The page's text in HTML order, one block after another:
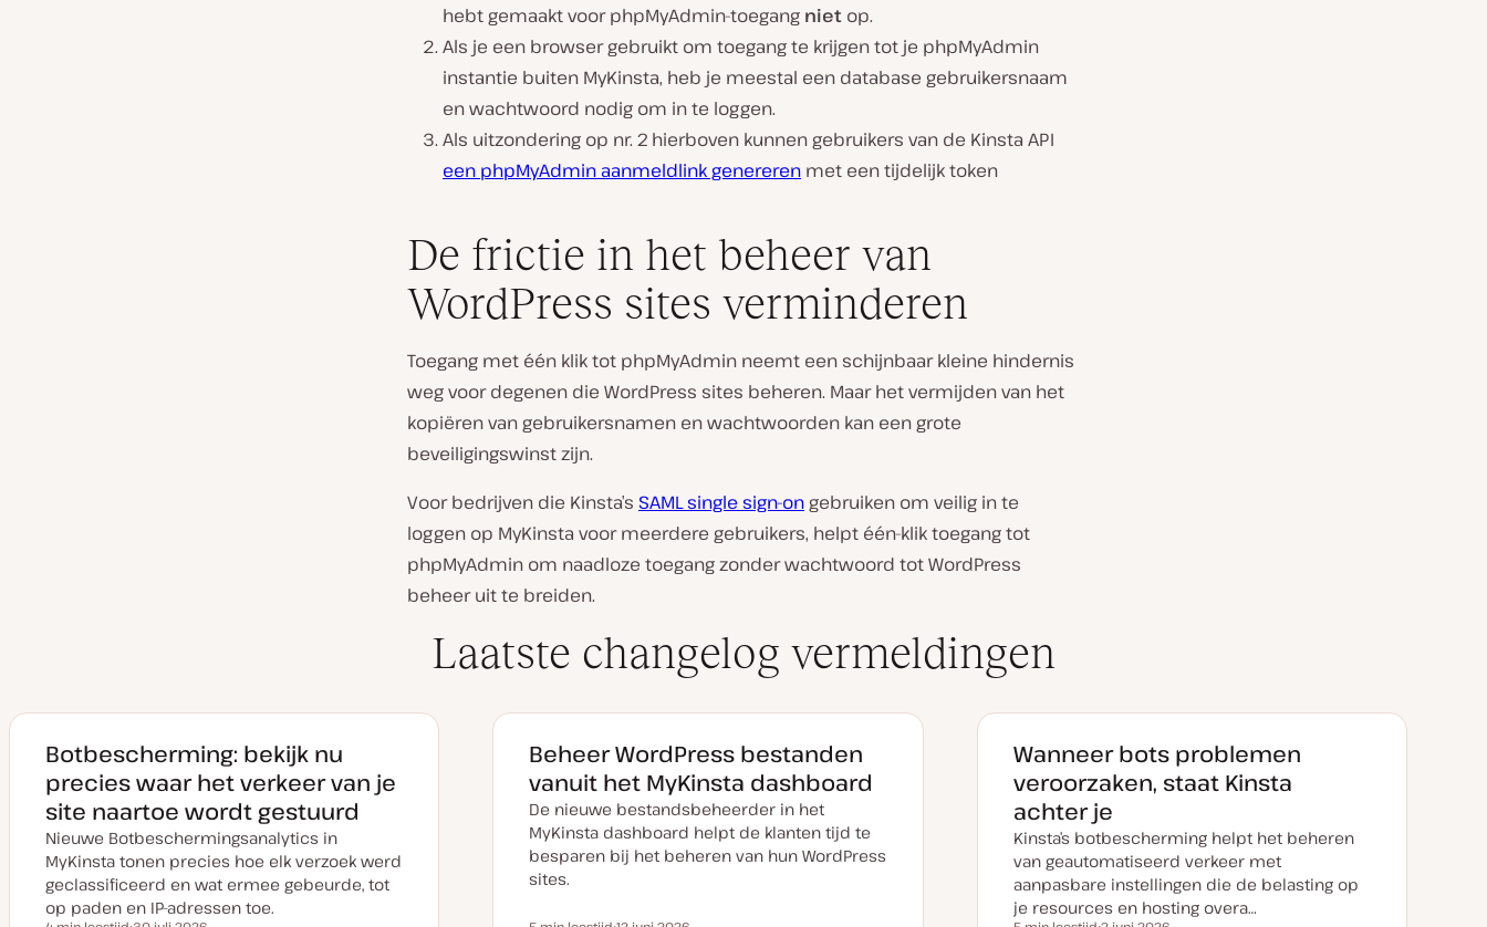
hebt gemaakt voor phpMyAdmin-toegang niet op.
Als je een browser gebruikt om toegang te krijgen tot je phpMyAdmin
instantie buiten MyKinsta, heb je meestal een database gebruikersnaam
en wachtwoord nodig om in te loggen.
Als uitzondering op nr. 2 hierboven kunnen gebruikers van de Kinsta API
een phpMyAdmin aanmeldlink genereren met een tijdelijk token
De frictie in het beheer van
WordPress sites verminderen
Toegang met één klik tot phpMyAdmin neemt een schijnbaar kleine hindernis
weg voor degenen die WordPress sites beheren. Maar het vermijden van het
kopiëren van gebruikersnamen en wachtwoorden kan een grote
beveiligingswinst zijn.
Voor bedrijven die Kinsta’s SAML single sign-on gebruiken om veilig in te
loggen op MyKinsta voor meerdere gebruikers, helpt één-klik toegang tot
phpMyAdmin om naadloze toegang zonder wachtwoord tot WordPress
beheer uit te breiden.
Laatste changelog vermeldingen
Botbescherming: bekijk nu
precies waar het verkeer van je
site naartoe wordt gestuurd
Nieuwe Botbeschermingsanalytics in
MyKinsta tonen precies hoe elk verzoek werd
geclassificeerd en wat ermee gebeurde, tot
op paden en IP-adressen toe.
Beheer WordPress bestanden
vanuit het MyKinsta dashboard
De nieuwe bestandsbeheerder in het
MyKinsta dashboard helpt de klanten tijd te
besparen bij het beheren van hun WordPress
sites.
Wanneer bots problemen
veroorzaken, staat Kinsta
achter je
Kinsta’s botbescherming helpt het beheren
van geautomatiseerd verkeer met
aanpasbare instellingen die de belasting op
je resources en hosting overa…